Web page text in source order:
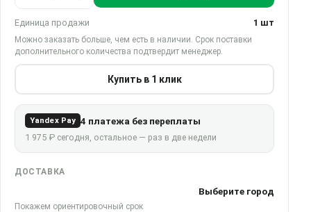
Единица продажи 1 шт
Можно заказать больше, чем есть в наличии. Срок поставки
дополнительного количества подтвердит менеджер.
Купить в 1 клик
Yandex Pay 4 платежа без переплаты
1 975 ₽ сегодня, остальное — раз в две недели
ДОСТАВКА
Выберите город
Покажем ориентировочный срок